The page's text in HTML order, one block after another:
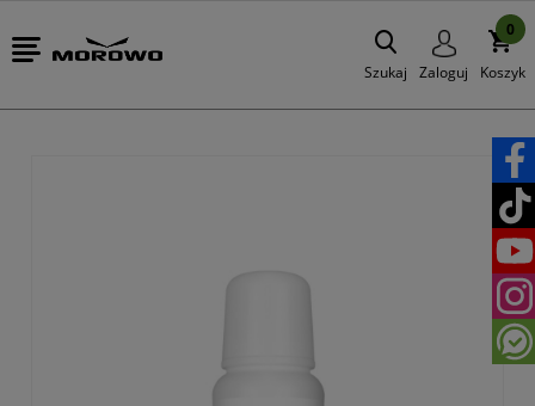
Szukaj Zaloguj Koszyk
0